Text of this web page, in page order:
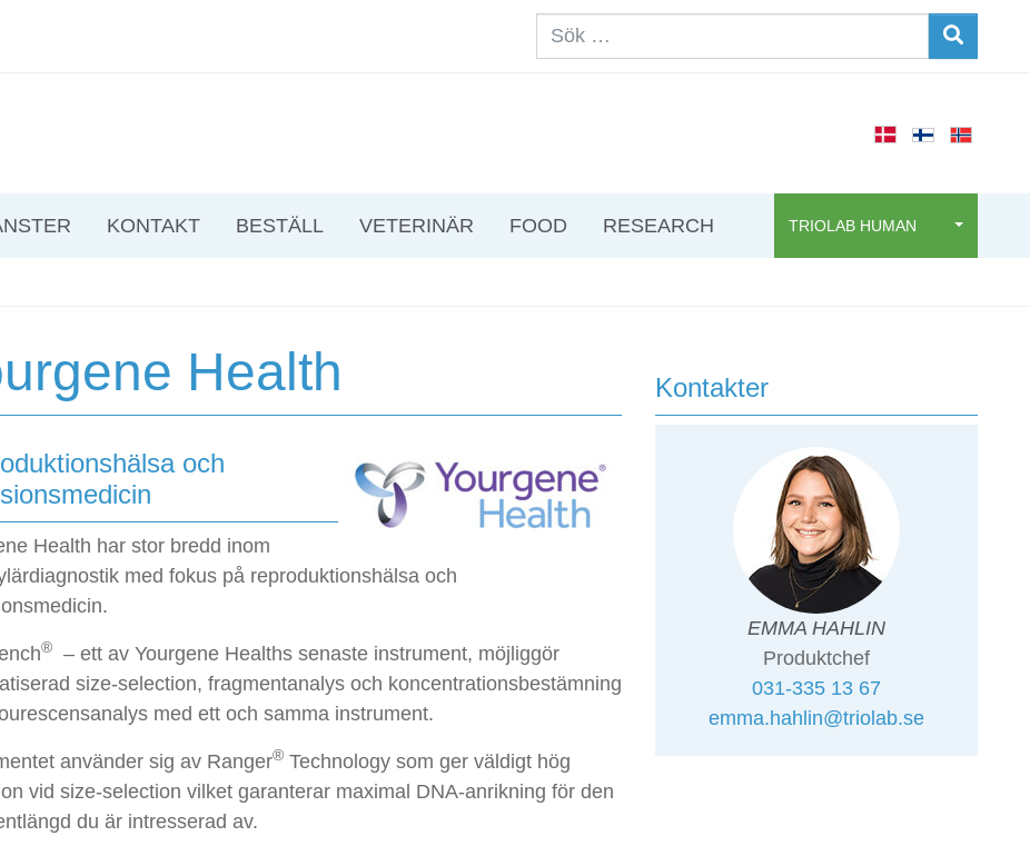
KONTAKT BESTÄLL VETERINÄR FOOD RESEARCH TRIOLAB HUMAN
Health
och
Health har stor bredd inom
med fokus på reproduktionshälsa och
®
– ett av Yourgene Healths senaste instrument, möjliggör
size-selection, fragmentanalys och koncentrationsbestämning
med ett och samma instrument.
använder sig av Ranger® Technology som ger väldigt hög
vid size-selection vilket garanterar maximal DNA-anrikning för den
du är intresserad av.
Kontakter
EMMA HAHLIN
Produktchef
031-335 13 67
emma.hahlin@triolab.se